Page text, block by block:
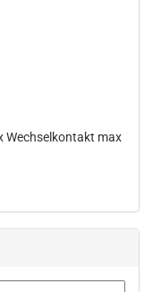
Wechselkontakt max